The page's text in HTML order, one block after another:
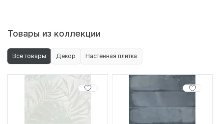
Товары из коллекции
Все товары Декор Настенная плитка